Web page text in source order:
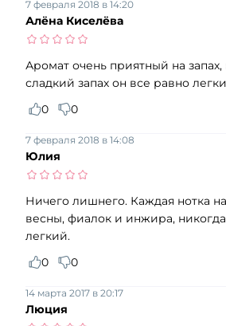
Алёна Киселёва
7 февраля 2018 в 14:20
Аромат очень приятный на
сладкий запах он все равно
0
0
Юлия
7 февраля 2018 в 14:08
Ничего лишнего. Каждая нотка
весны, фиалок и инжира,
легкий.
0
0
Люция
14 марта 2017 в 20:17